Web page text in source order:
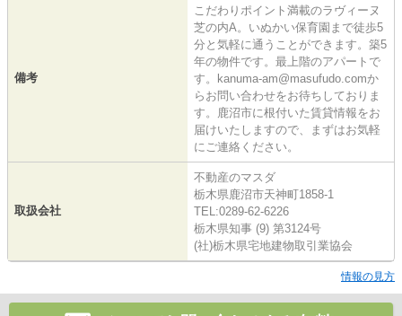
備考
こだわりポイント満載のラヴィーヌ
芝の内A。いぬかい保育園まで徒歩5
分と気軽に通うことができます。築5
年の物件です。最上階のアパートで
す。kanuma-am@masufudo.comか
らお問い合わせをお待ちしておりま
す。鹿沼市に根付いた賃貸情報をお
届けいたしますので、まずはお気軽
にご連絡ください。
取扱会社
不動産のマスダ
栃木県鹿沼市天神町1858-1
TEL:0289-62-6226
栃木県知事 (9) 第3124号
(社)栃木県宅地建物取引業協会
情報の見方